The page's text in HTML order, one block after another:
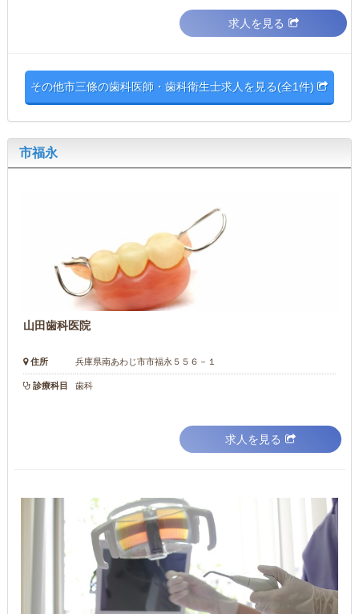
求人を見る
その他市三條の歯科医師・歯科衛生士求人を見る(全1件)
市福永
山田歯科医院
住所 兵庫県南あわじ市市福永５５６－１
診療科目 歯科
求人を見る